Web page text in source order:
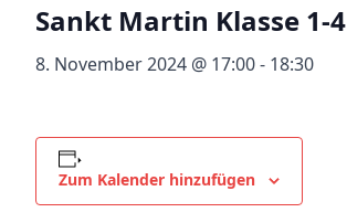
Sankt Martin Klasse 1-4
8. November 2024 @ 17:00- 18:30
Zum Kalender hinzufügen